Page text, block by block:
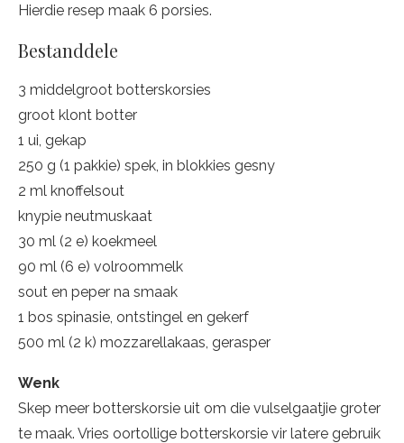
Hierdie resep maak 6 porsies.
Bestanddele
3 middelgroot botterskorsies
groot klont botter
1 ui, gekap
250 g (1 pakkie) spek, in blokkies gesny
2 ml knoffelsout
knypie neutmuskaat
30 ml (2 e) koekmeel
90 ml (6 e) volroommelk
sout en peper na smaak
1 bos spinasie, ontstingel en gekerf
500 ml (2 k) mozzarellakaas, gerasper
Wenk
Skep meer botterskorsie uit om die vulselgaatjie groter
te maak. Vries oortollige botterskorsie vir latere gebruik